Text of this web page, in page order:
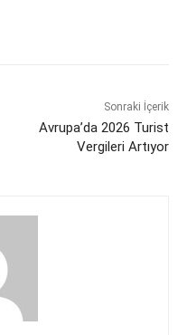
Sonraki İçerik
Avrupa’da 2026 Turist
Vergileri Artıyor